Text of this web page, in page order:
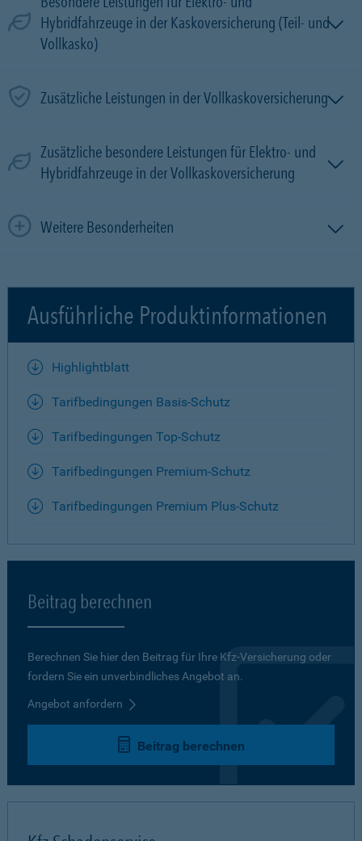
Hybridfahrzeuge in der Kaskoversicherung (Teil- und
Vollkasko)
Zusätzliche Leistungen in der Vollkaskoversicherung
Zusätzliche besondere Leistungen für Elektro- und
Hybridfahrzeuge in der Vollkaskoversicherung
Weitere Besonderheiten
Ausführliche Produktinformationen
Highlightblatt
Tarifbedingungen Basis-Schutz
Tarifbedingungen Top-Schutz
Tarifbedingungen Premium-Schutz
Tarifbedingungen Premium Plus-Schutz
Beitrag berechnen
Berechnen Sie hier den Beitrag für Ihre Kfz-Versicherung oder
fordern Sie ein unverbindliches Angebot an.
Angebot anfordern
Beitrag berechnen